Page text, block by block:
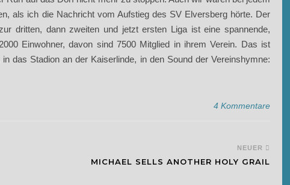
als ich die Nachricht vom Aufstieg des SV Elversberg hörte. Der
dritten, dann zweiten und jetzt ersten Liga ist eine spannende,
Einwohner, davon sind 7500 Mitglied in ihrem Verein. Das ist
das Stadion an der Kaiserlinde, in den Sound der Vereinshymne:
4 Kommentare
NEUER
MICHAEL SELLS ANOTHER HOLY GRAIL